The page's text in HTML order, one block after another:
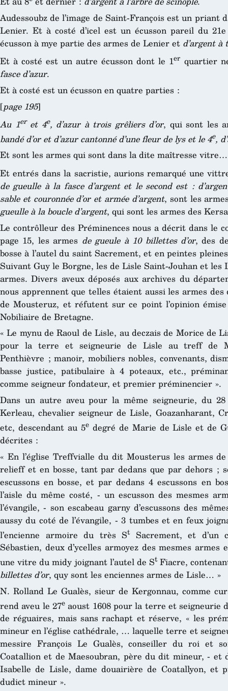
Audessoubz de l’image de Saint-François est un priant
Lenier. Et à costé d’icel est un écusson pareil du
écusson à mye partie des armes de Lenier et d’argent à
Et à costé est un autre écusson dont le 1er quartier
fasce d’azur.
Et à costé est un écusson en quatre parties :
[page 195]
Au 1eret 4e, d’azur à trois grêliers d’or, qui sont les
bandé d’or et d’azur cantonné d’une fleur de lys et le 4e,
Et sont les armes qui sont dans la dite maîtresse vitre…
Et entrés dans la sacristie, aurions remarqué une
de gueulle à la fasce d’argent et le second est :
sable et couronnée d’or et armée d’argent, sont les
gueulle à la boucle d’argent, qui sont les armes des
Le contrôlleur des Préminences nous a décrit dans le
page 15, les armes de gueule à 10 billettes d’or, des
bosse à l’autel du saint Sacrement, et en peintes
Suivant Guy le Borgne, les de Lisle Saint-Jouhan et
armes. Divers aveux déposés aux archives du
nous apprennent que telles étaient aussi les armes
de Mousteruz, et réfutent sur ce point l’opinion
Nobiliaire de Bretagne.
« Le mynu de Raoul de Lisle, au deczais de Morice de
pour la terre et seigneurie de Lisle au treff de
Penthièvre ; manoir, mobiliers nobles, convenants,
basse justice, patibulaire à 4 poteaux, etc.,
comme seigneur fondateur, et premier préminencier ».
Dans un autre aveu pour la même seigneurie, du
Kerleau, chevalier seigneur de Lisle, Goazanharant,
etc, descendant au 5edegré de Marie de Lisle et de
décrites :
« En l’église Treffvialle du dit Mousterus les armes
relieff et en bosse, tant par dedans que par dehors ;
escussons en bosse, et par dedans 4 escussons en
l’aisle du même costé, - un escusson des mesmes
l’évangile, - son escabeau garny d’escussons des
aussy du coté de l’évangile, - 3 tumbes et en feux
l’encienne armoire du très StSacrement, et d’un
Sébastien, deux d’ycelles armoyez des mesmes
une vitre du midy joignant l’autel de StFiacre,
billettes d’or, quy sont les enciennes armes de Lisle… »
N. Rolland Le Gualès, sieur de Kergonnau, comme
rend aveu le 27eaoust 1608 pour la terre et seigneurie
de réguaires, mais sans rachapt et réserve, « les
mineur en l’église cathédrale, … laquelle terre et
messire François Le Gualès, conseiller du roi et
Coatallion et de Maesoubran, père du dit mineur, - et
Isabelle de Lisle, dame douairière de Coatallyon, et
dudict mineur ».